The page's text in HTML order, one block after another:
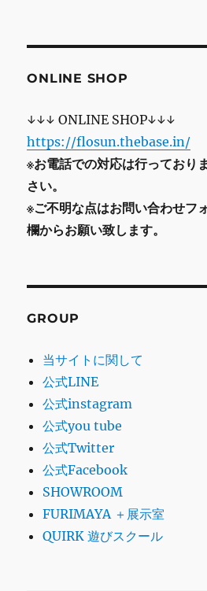
ONLINE SHOP
↓↓↓ ONLINE SHOP↓↓↓
https://flosun.thebase.in/
※お電話での対応は行っており
さい。
※ご不明な点はお問い合わせフ
欄からお願い致します。
GROUP
当サイトに関して
公式LINE
公式instagram
公式you tube
公式Twitter
公式Facebook
SHOWROOM
FURIMAYA ＋展示室
QUIRK 遊びスクール